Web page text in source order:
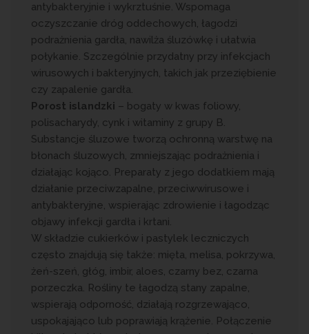
antybakteryjnie i wykrztuśnie. Wspomaga
oczyszczanie dróg oddechowych, łagodzi
podrażnienia gardła, nawilża śluzówkę i ułatwia
połykanie. Szczególnie przydatny przy infekcjach
wirusowych i bakteryjnych, takich jak przeziębienie
czy zapalenie gardła.
Porost islandzki – bogaty w kwas foliowy,
polisacharydy, cynk i witaminy z grupy B.
Substancje śluzowe tworzą ochronną warstwę na
błonach śluzowych, zmniejszając podrażnienia i
działając kojąco. Preparaty z jego dodatkiem mają
działanie przeciwzapalne, przeciwwirusowe i
antybakteryjne, wspierając zdrowienie i łagodząc
objawy infekcji gardła i krtani.
W składzie cukierków i pastylek leczniczych
często znajdują się także: mięta, melisa, pokrzywa,
żeń-szeń, głóg, imbir, aloes, czarny bez, czarna
porzeczka. Rośliny te łagodzą stany zapalne,
wspierają odporność, działają rozgrzewająco,
uspokajająco lub poprawiają krążenie. Połączenie